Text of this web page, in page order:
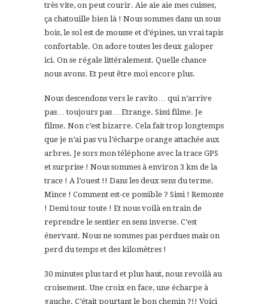
très vite, on peut courir. Aie aie aie mes cuisses,
ça chatouille bien là ! Nous sommes dans un sous
bois, le sol est de mousse et d’épines, un vrai tapis
confortable. On adore toutes les deux galoper
ici. On se régale littéralement. Quelle chance
nous avons. Et peut être moi encore plus.
Nous descendons vers le ravito… qui n’arrive
pas… toujours pas… Etrange. Sissi filme. Je
filme. Non c’est bizarre. Cela fait trop longtemps
que je n’ai pas vu l’écharpe orange attachée aux
arbres. Je sors mon téléphone avec la trace GPS
et surprise ! Nous sommes à environ 3 km de la
trace ! A l’ouest !! Dans les deux sens du terme.
Mince ! Comment est-ce possible ? Sissi ! Remonte
! Demi tour toute ! Et nous voilà en train de
reprendre le sentier en sens inverse. C’est
énervant. Nous ne sommes pas perdues mais on
perd du temps et des kilomètres !
30 minutes plus tard et plus haut, nous revoilà au
croisement. Une croix en face, une écharpe à
gauche. C’était pourtant le bon chemin ?!! Voici